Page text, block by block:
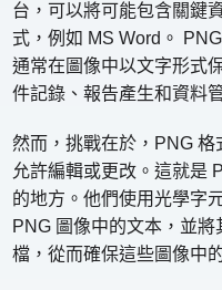
台，可以將可能包含關鍵
式，例如 MS Word。
通常在圖像中以文字形式
件記錄、報告產生和資料
然而，挑戰在於，PNG
允許編輯或更改。這就是
的地方。他們使用光學字
PNG 圖像中的文本，並
檔，從而確保這些圖像中